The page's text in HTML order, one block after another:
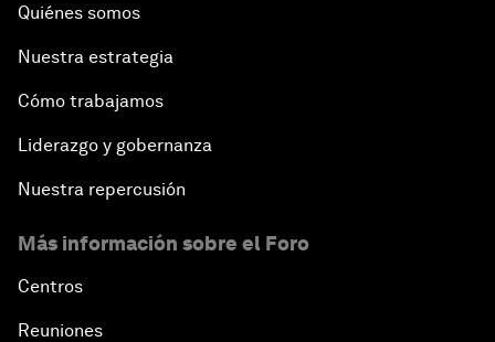
Quiénes somos
Nuestra estrategia
Cómo trabajamos
Liderazgo y gobernanza
Nuestra repercusión
Más información sobre el Foro
Centros
Reuniones